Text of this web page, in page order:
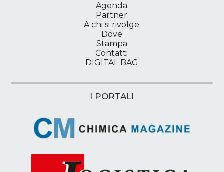
Agenda
Partner
A chi si rivolge
Dove
Stampa
Contatti
DIGITAL BAG
I PORTALI